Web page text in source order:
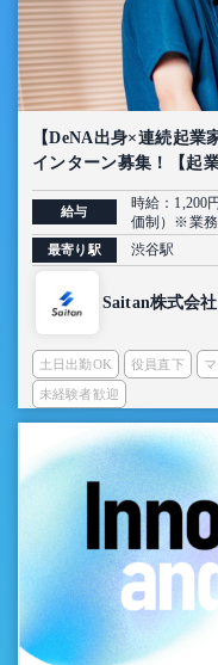
【DeNA出身×連続起
インターン募集！【起
定】
給与
時給：
価制）※業
最寄り駅 渋谷駅
Saitan株式会社
土日出勤OK 役員直下
未経験者歓迎